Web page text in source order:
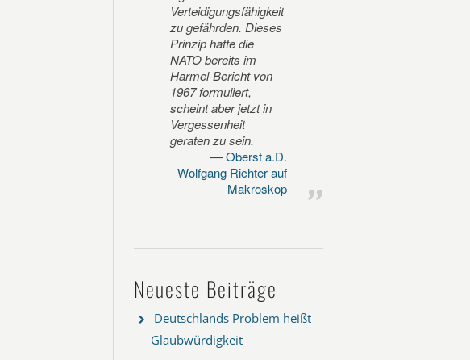
Verteidigungsfähigkeit
zu gefährden. Dieses
Prinzip hatte die
NATO bereits im
Harmel-Bericht von
1967 formuliert,
scheint aber jetzt in
Vergessenheit
geraten zu sein.
Oberst a.D.
Wolfgang Richter auf
Makroskop
Neueste Beiträge
Deutschlands Problem heißt
Glaubwürdigkeit